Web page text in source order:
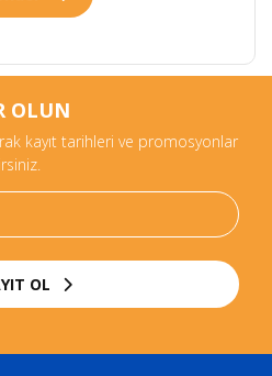
OLUN
kayıt tarihleri ve promosyonlar
OL